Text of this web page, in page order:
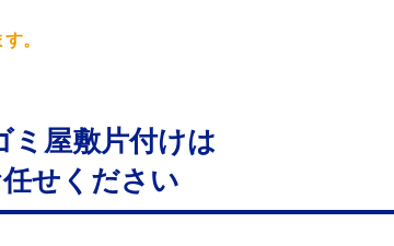
。
ミ屋敷片付けは
せください